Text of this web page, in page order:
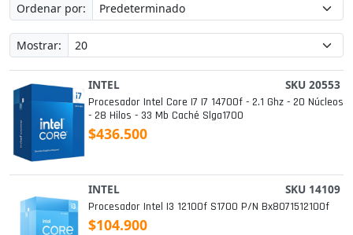
Ordenar por:
Mostrar:
INTEL SKU 20553
Procesador Intel Core I7 I7 14700f - 2.1 Ghz - 20 Núcleos
- 28 Hilos - 33 Mb Caché Slga1700
$436.500
INTEL SKU 14109
Procesador Intel I3 12100f S1700 P/n Bx8071512100f
$104.900